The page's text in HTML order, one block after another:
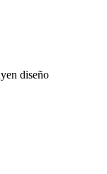
diseño